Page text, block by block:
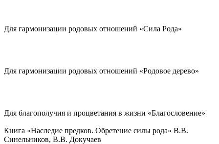
Для гармонизации родовых отношений «Сила Рода»
Для гармонизации родовых отношений «Родовое дерево»
Для благополучия и процветания в жизни «Благословение»
Книга «Наследие предков. Обретение силы рода» В.В.
Синельников, В.В. Докучаев